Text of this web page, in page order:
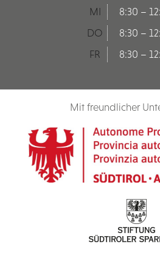
MI
8:30 –
DO
8:30 –
FR
8:30 –
Mit freundlicher